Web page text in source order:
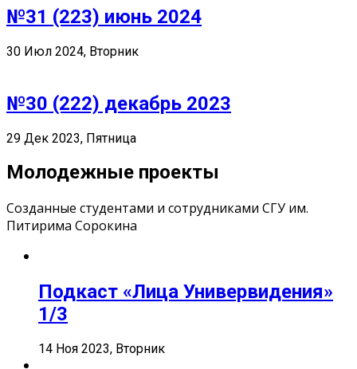
№31 (223) июнь 2024
30 Июл 2024, Вторник
№30 (222) декабрь 2023
29 Дек 2023, Пятница
Молодежные проекты
Созданные студентами и сотрудниками СГУ им.
Питирима Сорокина
Подкаст «Лица Универвидения»
1/3
14 Ноя 2023, Вторник